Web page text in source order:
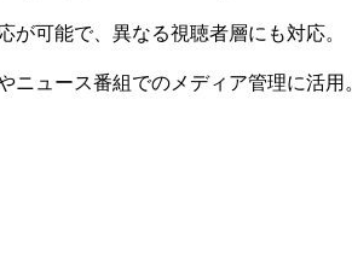
が可能で、異なる視聴者層にも対応。
ニュース番組でのメディア管理に活用